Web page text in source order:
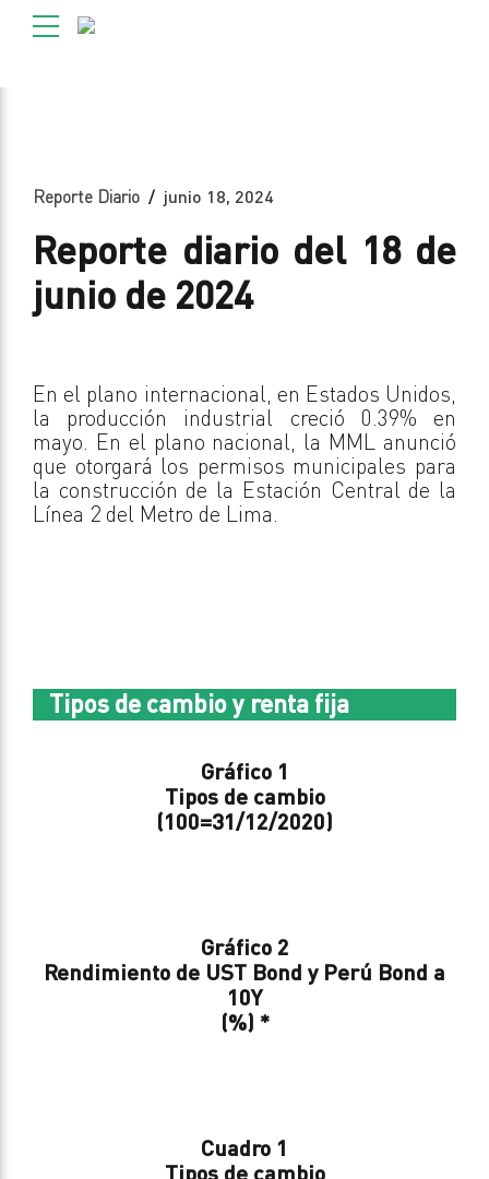
Reporte Diario junio 18, 2024
Reporte diario del 18 de
junio de 2024
En el plano internacional, en Estados Unidos,
la producción industrial creció 0.39% en
mayo. En el plano nacional, la MML anunció
que otorgará los permisos municipales para
la construcción de la Estación Central de la
Línea 2 del Metro de Lima.
Tipos de cambio y renta fija
Gráfico 1
Tipos de cambio
(100=31/12/2020)
Gráfico 2
Rendimiento de UST Bond y Perú Bond a
10Y
(%) *
Cuadro 1
Tipos de cambio